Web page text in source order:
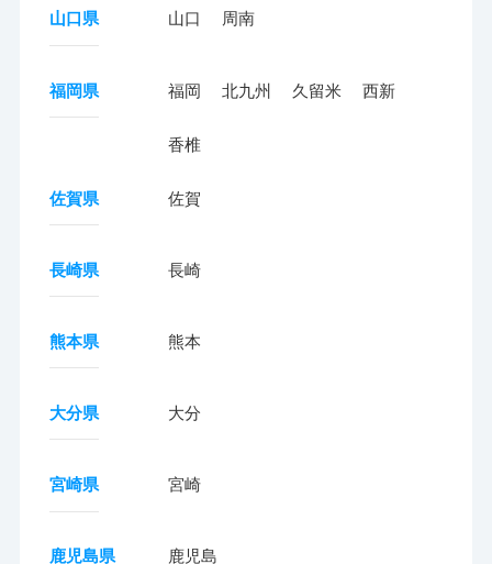
山口県 山口 周南
福岡県 福岡 北九州 久留米 西新
香椎
佐賀県 佐賀
長崎県 長崎
熊本県 熊本
大分県 大分
宮崎県 宮崎
鹿児島県 鹿児島